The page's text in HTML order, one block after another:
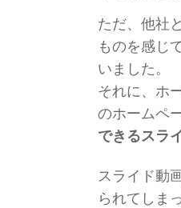
ただ、他社
ものを感じ
いました。
それに、ホ
のホームペ
できるスラ
スライド動
られてしま